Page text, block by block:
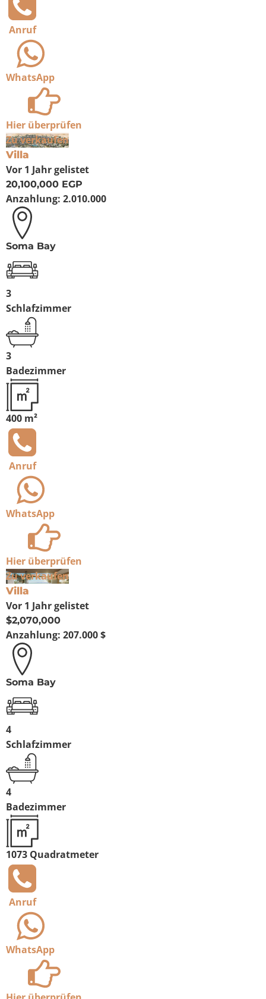
Anruf
WhatsApp
Hier überprüfen
Zu verkaufen
Villa
Vor 1 Jahrgelistet
20,100,000 EGP
Anzahlung: 2.010.000
Soma Bay
3
Schlafzimmer
3
Badezimmer
400 m²
Anruf
WhatsApp
Hier überprüfen
Zu verkaufen
Villa
Vor 1 Jahrgelistet
$2,070,000
Anzahlung: 207.000 $
Soma Bay
4
Schlafzimmer
4
Badezimmer
1073 Quadratmeter
Anruf
WhatsApp